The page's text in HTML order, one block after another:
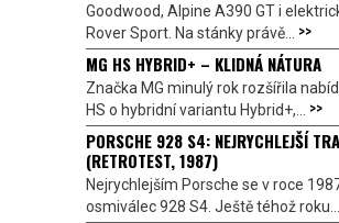
Goodwood, Alpine A390 GT i
Rover Sport. Na stánky právě... >>
MG HS HYBRID+ – KLIDNÁ NÁTURA
Značka MG minulý rok rozšířila
HS o hybridní variantu Hybrid+,... >>
PORSCHE 928 S4: NEJRYCHLEJŠÍ
(RETROTEST, 1987)
Nejrychlejším Porsche se v roce
osmiválec 928 S4. Ještě téhož roku...